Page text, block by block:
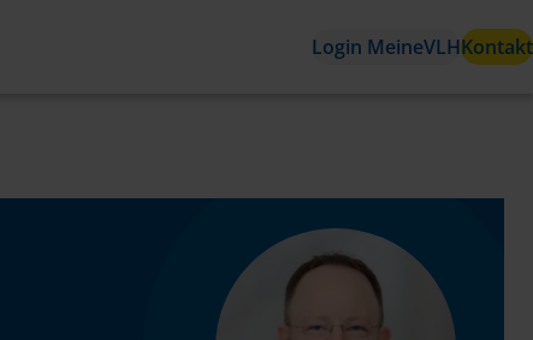
Login MeineVLHKontakt